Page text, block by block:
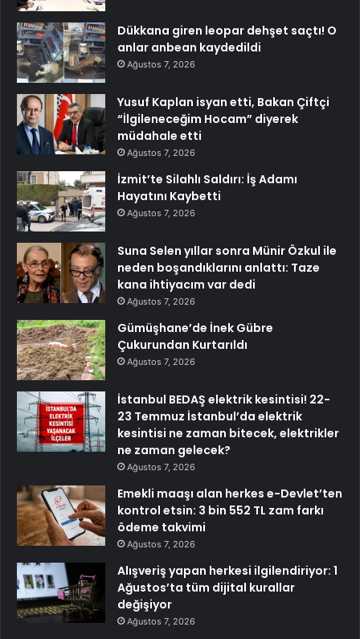
Dükkana giren leopar dehşet saçtı! O
anlar anbean kaydedildi
Ağustos 7, 2026
Yusuf Kaplan isyan etti, Bakan Çiftçi
“İlgileneceğim Hocam” diyerek
müdahale etti
Ağustos 7, 2026
İzmit’te Silahlı Saldırı: İş Adamı
Hayatını Kaybetti
Ağustos 7, 2026
Suna Selen yıllar sonra Münir Özkul ile
neden boşandıklarını anlattı: Taze
kana ihtiyacım var dedi
Ağustos 7, 2026
Gümüşhane’de İnek Gübre
Çukurundan Kurtarıldı
Ağustos 7, 2026
İstanbul BEDAŞ elektrik kesintisi! 22-
23 Temmuz İstanbul’da elektrik
kesintisi ne zaman bitecek, elektrikler
ne zaman gelecek?
Ağustos 7, 2026
Emekli maaşı alan herkes e-Devlet’ten
kontrol etsin: 3 bin 552 TL zam farkı
ödeme takvimi
Ağustos 7, 2026
Alışveriş yapan herkesi ilgilendiriyor: 1
Ağustos’ta tüm dijital kurallar
değişiyor
Ağustos 7, 2026